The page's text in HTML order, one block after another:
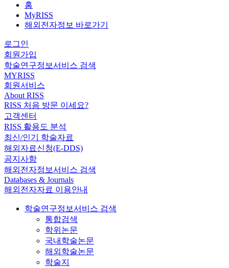
홈
MyRISS
해외전자정보 바로가기
로그인
회원가입
학술연구정보서비스 검색
MYRISS
회원서비스
About RISS
RISS 처음 방문 이세요?
고객센터
RISS 활용도 분석
최신/인기 학술자료
해외자료신청(E-DDS)
공지사항
해외전자정보서비스 검색
Databases & Journals
해외전자자료 이용안내
학술연구정보서비스 검색
통합검색
학위논문
국내학술논문
해외학술논문
학술지